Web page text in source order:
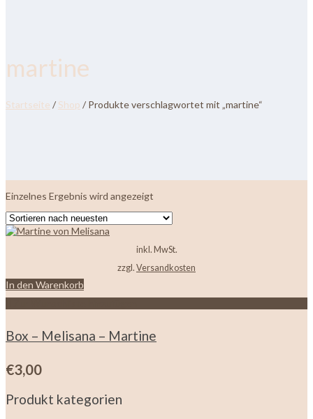
martine
Startseite / Shop / Produkte verschlagwortet mit „martine“
Einzelnes Ergebnis wird angezeigt
inkl. MwSt.
zzgl. Versandkosten
In den Warenkorb
Box – Melisana – Martine
€3,00
Produkt kategorien